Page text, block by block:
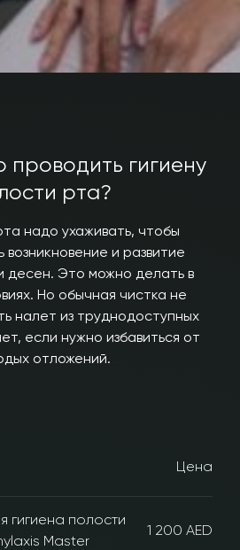
проводить гигиену
рта?
надо ухаживать, чтобы
и развитие
десен. Это можно делать в
Но обычная чистка не
налет из труднодоступных
если нужно избавиться от
отложений.
Цена
гигиена полости
Master
1 200 AED